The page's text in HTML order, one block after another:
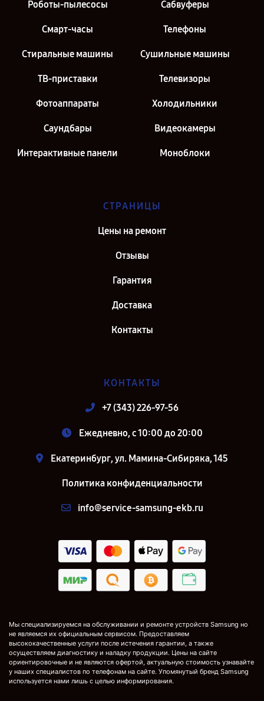
Роботы-пылесосы Сабвуферы
Смарт-часы Телефоны
Стиральные машины Сушильные машины
ТВ-приставки Телевизоры
Фотоаппараты Холодильники
Саундбары Видеокамеры
Интерактивные панели Моноблоки
СТРАНИЦЫ
Цены на ремонт
Отзывы
Гарантия
Доставка
Контакты
КОНТАКТЫ
+7 (343) 226-97-56
Ежедневно, с 10:00 до 20:00
Екатеринбург, ул. Мамина-Сибиряка, 145
Политика конфиденциальности
info@service-samsung-ekb.ru
Мы специализируемся на обслуживании и ремонте устройств Samsung но
не являемся их официальным сервисом. Предоставляем
высококачественные услуги после истечения гарантии, а также
осуществляем диагностику и наладку продукции. Цены на сайте
ориентировочные и не являются офертой, актуальную стоимость узнавайте
у наших специалистов по телефонам на сайте. Упомянутый бренд Samsung
используется нами лишь с целью информирования.